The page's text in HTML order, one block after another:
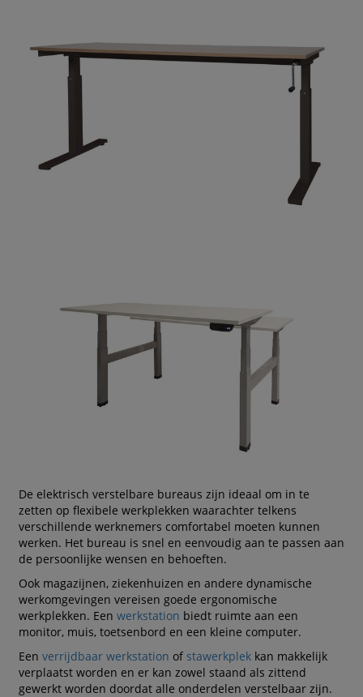
De elektrisch verstelbare bureaus zijn ideaal om in te
zetten op flexibele werkplekken waarachter telkens
verschillende werknemers comfortabel moeten kunnen
werken. Het bureau is snel en eenvoudig aan te passen aan
de persoonlijke wensen en behoeften.
Ook magazijnen, ziekenhuizen en andere dynamische
werkomgevingen vereisen goede ergonomische
werkplekken. Een werkstation biedt ruimte aan een
monitor, muis, toetsenbord en een kleine computer.
Een verrijdbaar werkstation of stawerkplekkan makkelijk
verplaatst worden en er kan zowel staand als zittend
gewerkt worden doordat alle onderdelen verstelbaar zijn.